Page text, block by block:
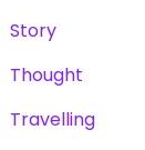
Story
Thought
Travelling